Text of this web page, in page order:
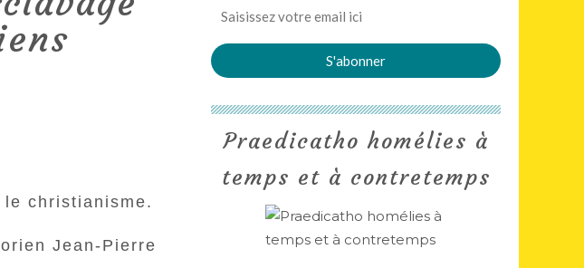
christianisme.
Jean-Pierre
Praedicatho homélies à
temps et à contretemps